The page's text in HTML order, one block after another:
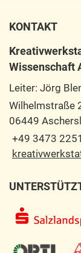
KONTAKT
Wissenschaft
Leiter: Jörg
Wilhelmstraße
06449
+49 3473